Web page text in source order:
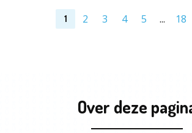
1 2 3 4 5 ... 18
Over deze